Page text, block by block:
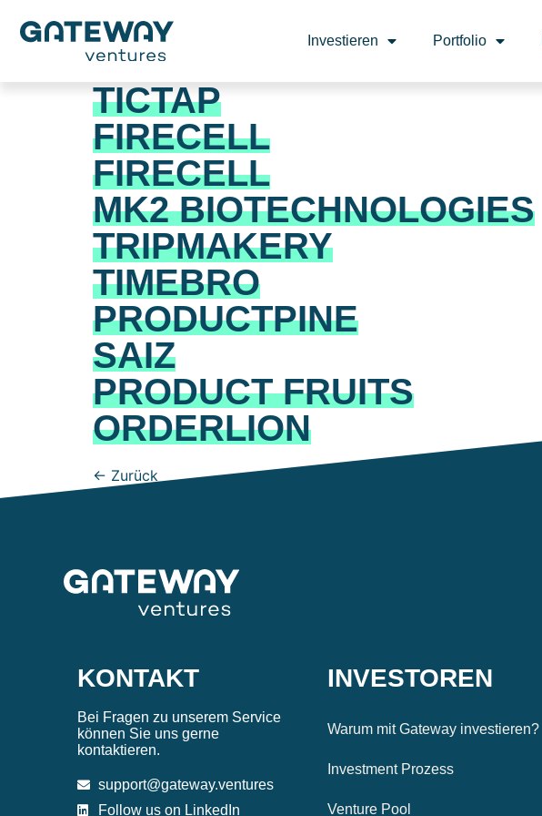
Investieren Portfolio
TICTAP
FIRECELL
FIRECELL
MK2 BIOTECHNOLOGIES
TRIPMAKERY
TIMEBRO
PRODUCTPINE
SAIZ
PRODUCT FRUITS
ORDERLION
← Zurück
KONTAKT
Bei Fragen zu unserem Service
können Sie uns gerne
kontaktieren.
support@gateway.ventures
Follow us on LinkedIn
INVESTOREN
Warum mit Gateway investieren?
Investment Prozess
Venture Pool